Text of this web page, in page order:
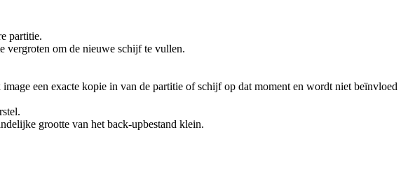
partitie.
vergroten om de nieuwe schijf te vullen.
een exacte kopie in van de partitie of schijf op dat moment en wordt niet beïnvloed
grootte van het back-upbestand klein.